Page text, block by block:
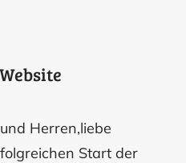
Herren,liebe
Start der